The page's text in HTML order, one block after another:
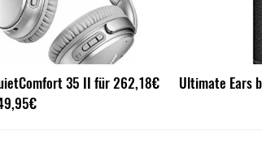
35 II für 262,18€
Ultimate Ears